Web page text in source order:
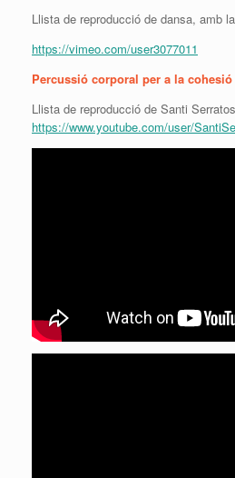
Llista de reproducció de dansa, amb
https://vimeo.com/user3077011
Percussió corporal per a la
Llista de reproducció de Santi
https://www.youtube.com/user/